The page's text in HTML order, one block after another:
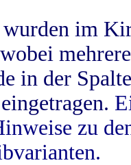
im
in der
zu